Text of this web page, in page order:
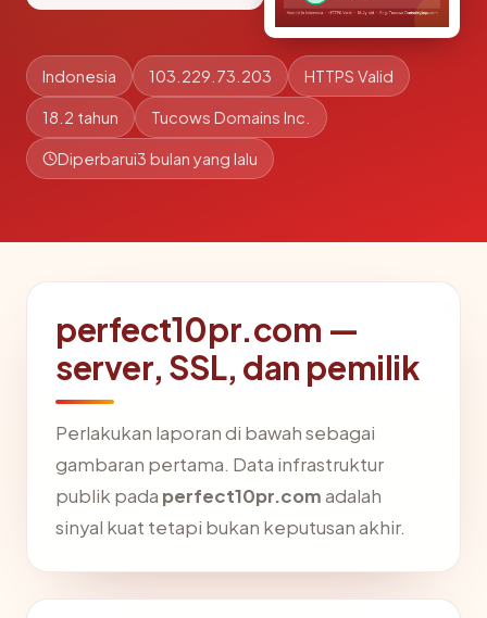
Indonesia 103.229.73.203 HTTPS Valid
18.2 tahun Tucows Domains Inc.
Diperbarui3 bulan yang lalu
perfect10pr.com —
server, SSL, dan pemilik
Perlakukan laporan di bawah sebagai
gambaran pertama. Data infrastruktur
publik pada perfect10pr.comadalah
sinyal kuat tetapi bukan keputusan akhir.